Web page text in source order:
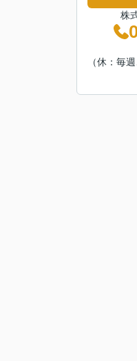
株
（休：毎